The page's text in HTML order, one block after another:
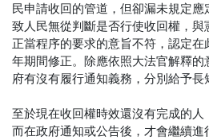
民申請收回的管道，但卻漏未規定
致人民無從判斷是否行使收回權，
正當程序的要求的意旨不符，認定
年期間修正。除應依照大法官解釋的
府有沒有履行通知義務，分別給予長
至於現在收回權時效還沒有完成的人
而在政府通知或公告後，才會繼續